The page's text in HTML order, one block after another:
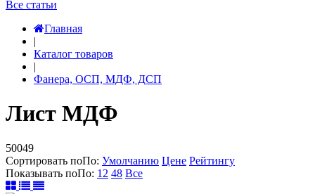
Все статьи
Главная
|
Каталог товаров
|
Фанера, ОСП, МДФ, ДСП
Лист МДФ
50049
Сортировать поПо: Умолчанию Цене Рейтингу
Показывать поПо: 12 48 Все